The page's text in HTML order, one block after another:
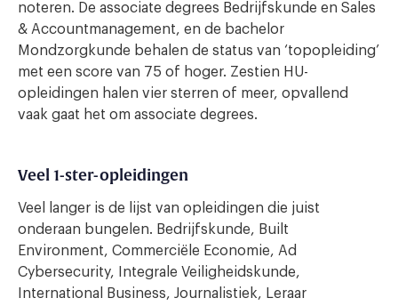
noteren. De associate degrees Bedrijfskunde en Sales
& Accountmanagement, en de bachelor
Mondzorgkunde behalen de status van ‘topopleiding’
met een score van 75 of hoger. Zestien HU-
opleidingen halen vier sterren of meer, opvallend
vaak gaat het om associate degrees.
Veel 1-ster-opleidingen
Veel langer is de lijst van opleidingen die juist
onderaan bungelen. Bedrijfskunde, Built
Environment, Commerciële Economie, Ad
Cybersecurity, Integrale Veiligheidskunde,
International Business, Journalistiek, Leraar